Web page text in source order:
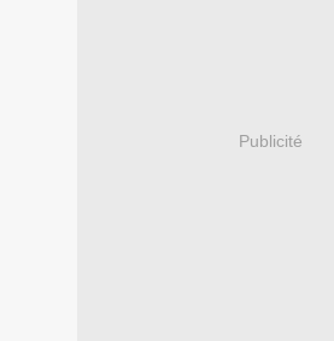
Publicité